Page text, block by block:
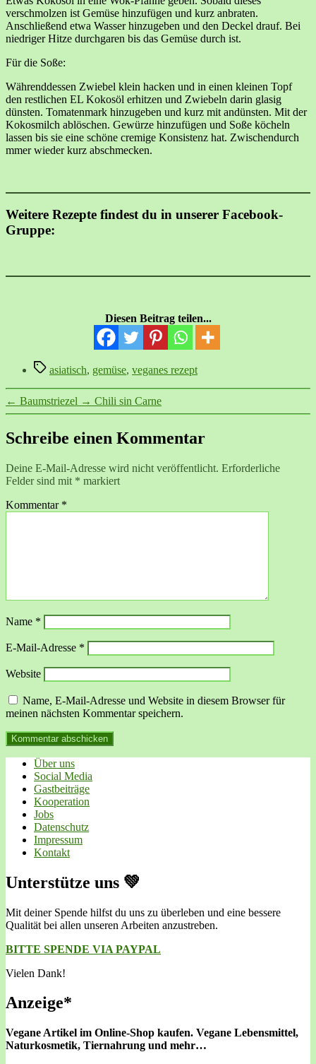
verschmolzen ist Gemüse hinzufügen und kurz anbraten.
Anschließend etwa Wasser hinzugeben und den Deckel drauf. Bei
niedriger Hitze durchgaren bis das Gemüse durch ist.
Für die Soße:
Währenddessen Zwiebel klein hacken und in einen kleinen Topf
den restlichen EL Kokosöl erhitzen und Zwiebeln darin glasig
dünsten. Tomatenmark hinzugeben und kurz mit andünsten. Mit der
Kokosmilch ablöschen. Gewürze hinzufügen und Soße köcheln
lassen bis sie eine schöne cremige Konsistenz hat. Zwischendurch
mmer wieder kurz abschmecken.
Weitere Rezepte findest du in unserer Facebook-
Gruppe:
Diesen Beitrag teilen...
Schlagwörter
asiatisch, gemüse, veganes rezept
← Baumstriezel → Chili sin Carne
Schreibe einen Kommentar
Deine E-Mail-Adresse wird nicht veröffentlicht. Erforderliche
Felder sind mit * markiert
Kommentar *
Name *
E-Mail-Adresse *
Website
Name, E-Mail-Adresse und Website in diesem Browser für
meinen nächsten Kommentar speichern.
Über uns
Social Media
Gastbeiträge
Kooperation
Jobs
Datenschutz
Impressum
Kontakt
Unterstütze uns 💚
Mit deiner Spende hilfst du uns zu überleben und eine bessere
Qualität bei allen unseren Arbeiten anzustreben.
BITTE SPENDE VIA PAYPAL
Vielen Dank!
Anzeige*
Vegane Artikel im Online-Shop kaufen. Vegane Lebensmittel,
Naturkosmetik, Tiernahrung und mehr…